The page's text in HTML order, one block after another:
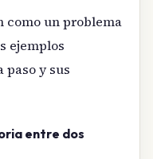
como un problema
ejemplos
paso y sus
entre dos